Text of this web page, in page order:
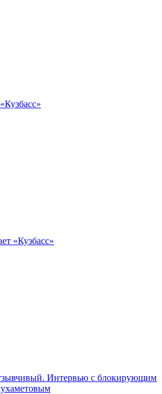
«Кузбасс»
Интервью с блокирующим